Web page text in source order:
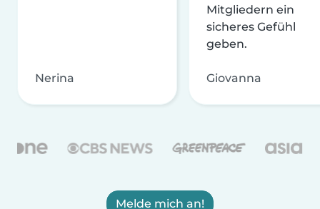
Nerina
Mitgliedern ein
sicheres Gefühl
geben.
Giovanna
Melde mich an!